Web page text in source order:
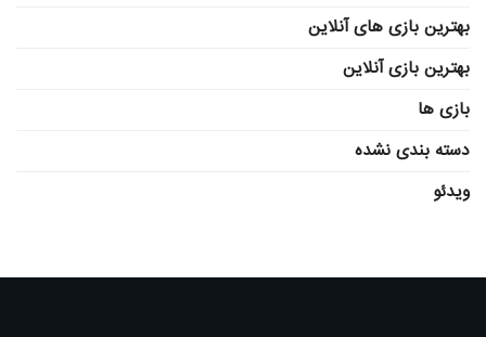
بهترین بازی های آنلاین
بهترین بازی آنلاین
بازی ها
دسته بندی نشده
ویدئو